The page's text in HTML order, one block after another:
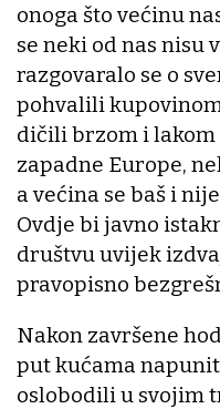
onoga što većinu
se neki od nas nisu
razgovaralo se o
pohvalili
dičili brzom i lakom
zapadne Europe,
a većina se baš i
Ovdje bi javno
društvu uvijek
pravopisno
Nakon završene
put kućama
oslobodili u svojim